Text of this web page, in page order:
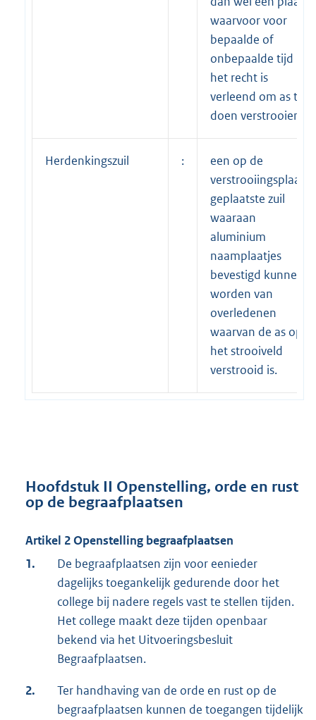
waarvoor voor
bepaalde of
onbepaalde tijd
het recht is
verleend om as te
doen verstrooien;
Herdenkingszuil :
een op de
verstrooiingsplaats
geplaatste zuil
waaraan
aluminium
naamplaatjes
bevestigd kunnen
worden van
overledenen
waarvan de as op
het strooiveld
verstrooid is.
Hoofdstuk II Openstelling, orde en rust
op de begraafplaatsen
Artikel 2 Openstelling begraafplaatsen
1.
De begraafplaatsen zijn voor eenieder
dagelijks toegankelijk gedurende door het
college bij nadere regels vast te stellen tijden.
Het college maakt deze tijden openbaar
bekend via het Uitvoeringsbesluit
Begraafplaatsen.
2.
Ter handhaving van de orde en rust op de
begraafplaatsen kunnen de toegangen tijdelijk